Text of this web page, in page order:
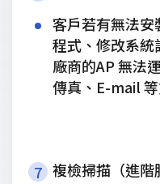
客戶若有無法
程式、修改系統
廠商的AP 無法
傳真、E-mail
7 複檢掃描（進階